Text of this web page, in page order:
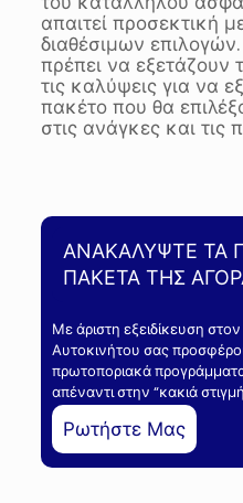
απαιτεί προσεκτική
διαθέσιμων
πρέπει να εξετάζουν
τις καλύψεις για να
πακέτο που θα
στις ανάγκες και τις
ΑΝΑΚΑΛΥΨΤΕ ΤΑ
ΠΑΚΕΤΑ ΤΗΣ
Με άριστη εξειδίκευση
Αυτοκινήτου σας
πρωτοποριακά
απέναντι στην “κακιά
Ρωτήστε Μας